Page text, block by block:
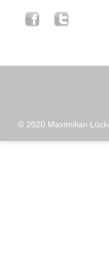
© 2020 Maximilian